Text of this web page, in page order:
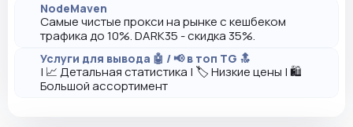
NodeMaven
Самые чистые прокси на рынке с кешбеком
трафика до 10%. DARK35 - скидка 35%.
Услуги для вывода 🤖 / 📢 в топ TG 🔝
| 📈 Детальная статистика | 🏷️ Низкие цены | 🛍️
Большой ассортимент